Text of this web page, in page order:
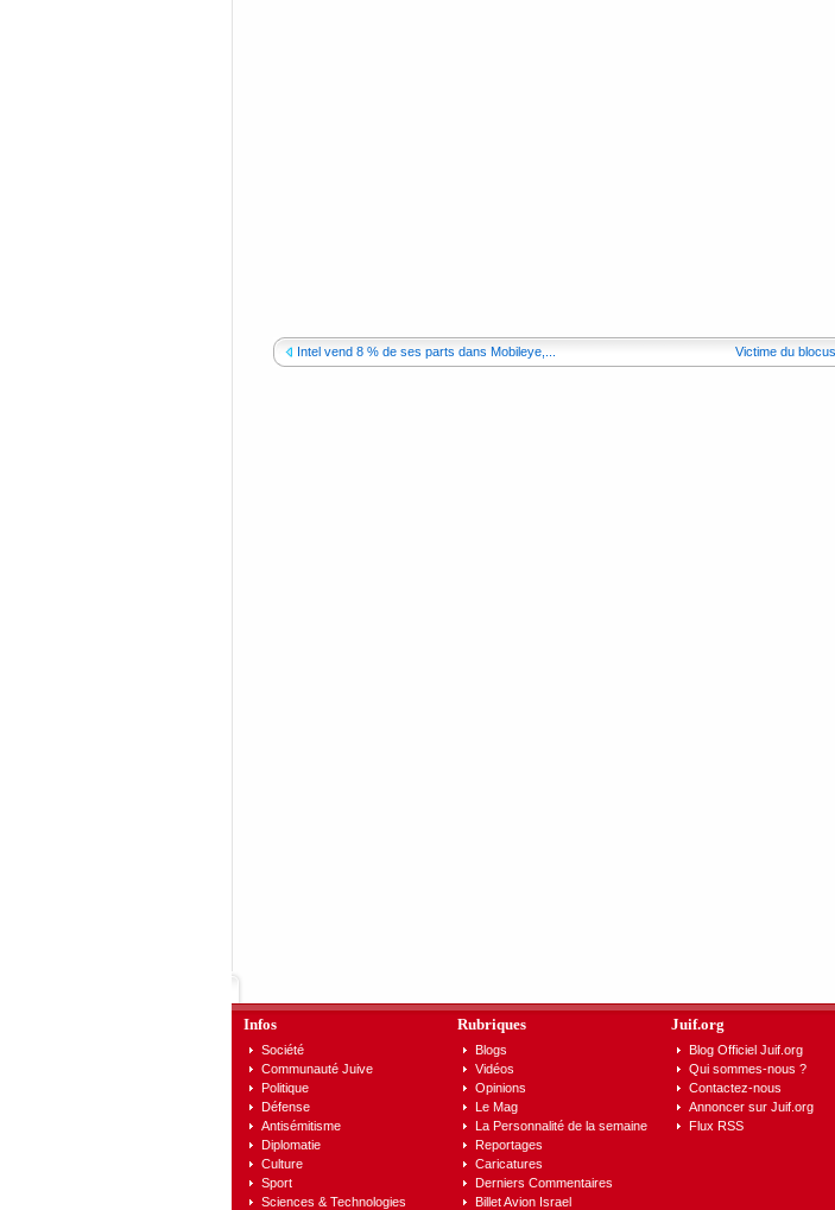
Intel vend 8 % de ses parts dans Mobileye,... Victime du
Infos
Société
Communauté Juive
Politique
Défense
Antisémitisme
Diplomatie
Culture
Sport
Sciences & Technologies
Rubriques
Blogs
Vidéos
Opinions
Le Mag
La Personnalité de la semaine
Reportages
Caricatures
Derniers Commentaires
Billet Avion Israel
Juif.org
Blog Officiel Juif.org
Qui sommes-nous ?
Contactez-nous
Annoncer sur Juif.org
Flux RSS